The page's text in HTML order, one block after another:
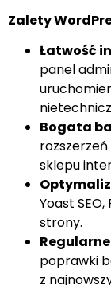
Zalety
Łatwość
panel
Bogata
sklepu
Yoast
strony.
poprawki
z